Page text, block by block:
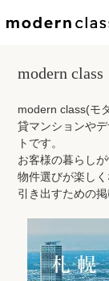
modern class
modern class(モ
貸マンションや
トです。
お客様の暮らし
物件選びが楽し
引き出すための